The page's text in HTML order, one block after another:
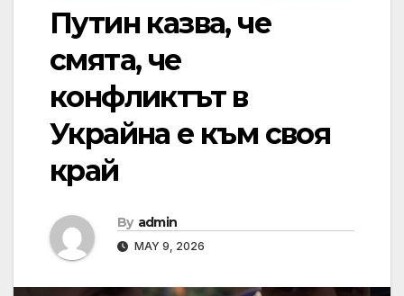
Путин казва, че
смята, че
конфликтът в
Украйна е към своя
край
By admin
MAY 9, 2026